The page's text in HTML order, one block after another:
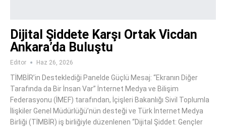
Dijital Şiddete Karşı Ortak Vicdan
Ankara’da Buluştu
Editor Haz 26, 2026
TİMBİR’in Desteklediği Panelde Güçlü Mesaj: “Ekranın Diğer
Tarafında da Bir İnsan Var” İnternet Medya ve Bilişim
Federasyonu (İMEF) tarafından, İçişleri Bakanlığı Sivil Toplumla
İlişkiler Genel Müdürlüğü’nün desteği ve Türk İnternet Medya
Birliği (TİMBİR) iş birliğiyle düzenlenen “Dijital Şiddet: Gençler